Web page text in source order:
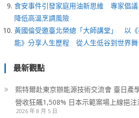
食安事件引發家庭用油新思維 專家倡議
降低高溫烹調風險
黃國倫受邀臺北榮總「大師講堂」 以
能》分享人生歷程 從人生低谷到世界
最新觀點
熙特爾赴東京辦能源技術交流會 臺日
營收狂飆1,508% 日本示範案場上線挹
2026 年 8 月 5 日